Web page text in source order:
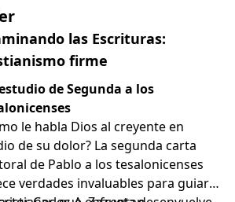
las Escrituras:
firme
de Segunda a los
le habla Dios al creyente en
de su dolor? La segunda carta
de Pablo a los tesalonicenses
verdades invaluables para guiar a